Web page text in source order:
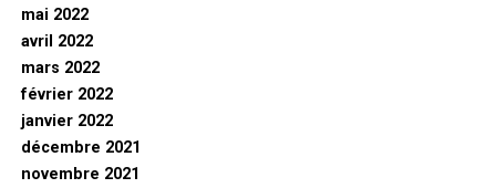
mai 2022
avril 2022
mars 2022
février 2022
janvier 2022
décembre 2021
novembre 2021